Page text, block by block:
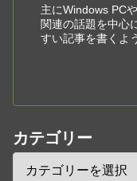
主にWindows PC
関連の話題を中心
すい記事を書くよ
カテゴリー